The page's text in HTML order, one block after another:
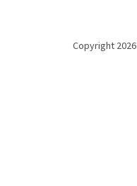
Copyright 2026